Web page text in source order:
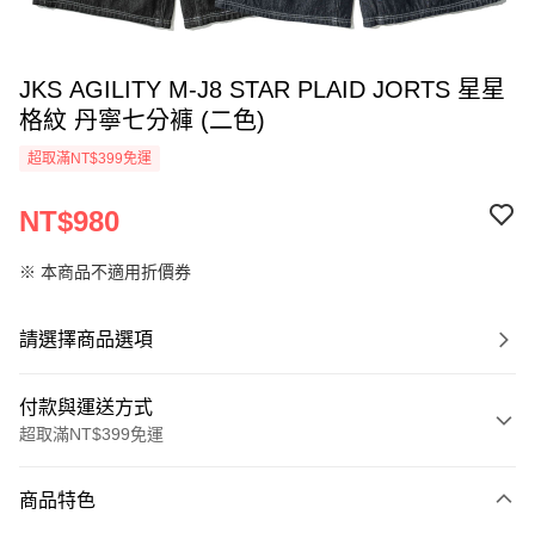
JKS AGILITY M-J8 STAR PLAID JORTS 星星
格紋 丹寧七分褲 (二色)
超取滿NT$399免運
NT$980
※ 本商品不適用折價券
請選擇商品選項
付款與運送方式
超取滿NT$399免運
信用卡一次付款
商品特色